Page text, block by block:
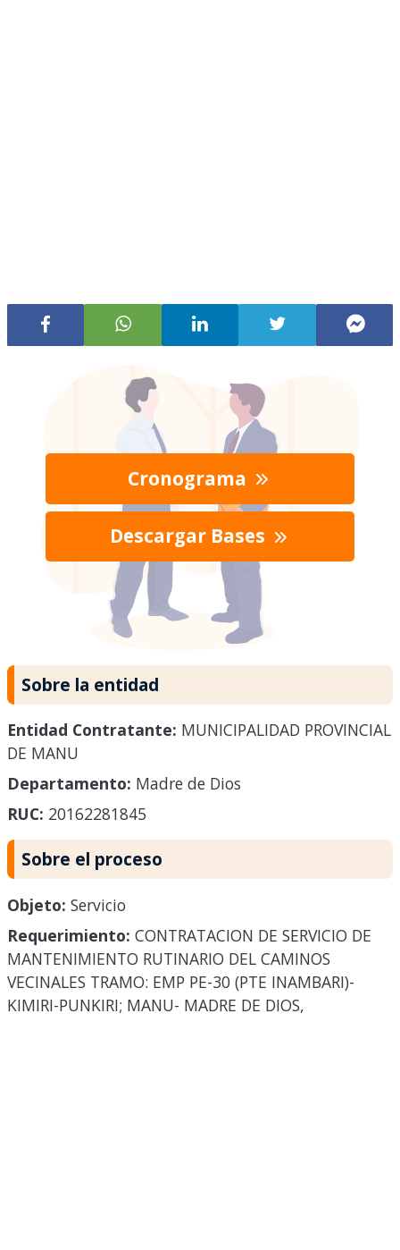
Cronograma
Descargar Bases
Sobre la entidad
Entidad Contratante: MUNICIPALIDAD PROVINCIAL
DE MANU
Departamento: Madre de Dios
RUC: 20162281845
Sobre el proceso
Objeto: Servicio
Requerimiento: CONTRATACION DE SERVICIO DE
MANTENIMIENTO RUTINARIO DEL CAMINOS
VECINALES TRAMO: EMP PE-30 (PTE INAMBARI)-
KIMIRI-PUNKIRI; MANU- MADRE DE DIOS,